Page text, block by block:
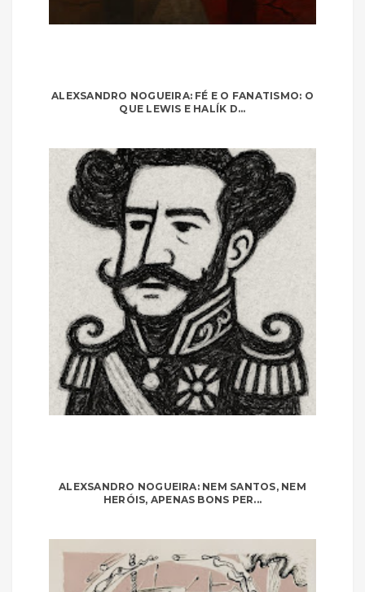
ALEXSANDRO NOGUEIRA: FÉ E O FANATISMO: O
QUE LEWIS E HALÍK D...
ALEXSANDRO NOGUEIRA: NEM SANTOS, NEM
HERÓIS, APENAS BONS PER...